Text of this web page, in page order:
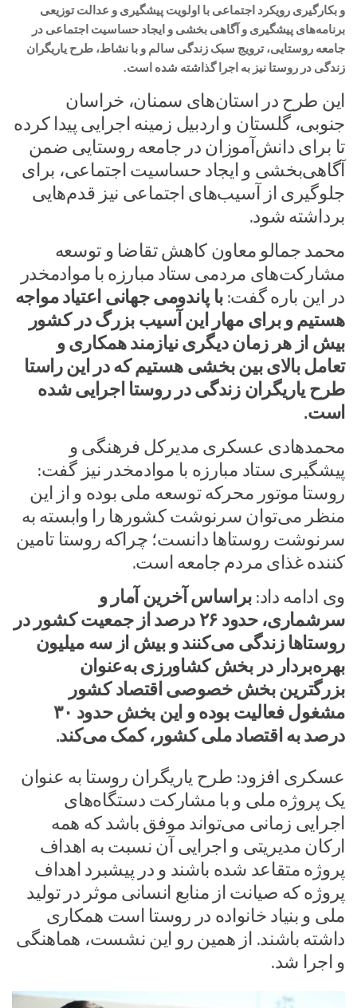
و بکارگیری رویکرد اجتماعی با اولویت پیشگیری و عدالت توزیعی
برنامه‌های پیشگیری و آگاهی بخشی و ایجاد حساسیت اجتماعی در
جامعه روستایی، ترویج سبک زندگی سالم و با نشاط، طرح یاریگران
زندگی در روستا نیز به اجرا گذاشته شده است.
این طرح در استان‌های سمنان، خراسان
جنوبی، گلستان و اردبیل زمینه اجرایی پیدا کرده
تا برای دانش‌آموزان در جامعه روستایی ضمن
آگاهی‌بخشی و ایجاد حساسیت اجتماعی، برای
جلوگیری از آسیب‌های اجتماعی نیز قدم‌هایی
برداشته شود.
محمد جمالو معاون کاهش تقاضا و توسعه
مشارکت‌های مردمی ستاد مبارزه با موادمخدر
در این باره گفت: با پاندومی جهانی اعتیاد مواجه
هستیم و برای مهار این آسیب بزرگ در کشور
بیش از هر زمان دیگری نیازمند همکاری و
تعامل بالای بین بخشی هستیم که در این راستا
طرح یاریگران زندگی در روستا اجرایی شده
است.
محمدهادی عسکری مدیرکل فرهنگی و
پیشگیری ستاد مبارزه با موادمخدر نیز گفت:
روستا موتور محرکه توسعه ملی بوده و از این
منظر می‌توان سرنوشت کشورها را وابسته به
سرنوشت روستاها دانست؛ چراکه روستا تامین
کننده غذای مردم جامعه است.
وی ادامه داد: براساس آخرین آمار و
سرشماری، حدود ۲۶ درصد از جمعیت کشور در
روستاها زندگی می‌کنند و بیش از سه میلیون
بهره‌بردار در بخش کشاورزی به‌عنوان
بزرگترین بخش خصوصی اقتصاد کشور
مشغول فعالیت بوده و این بخش حدود ۳۰
درصد به اقتصاد ملی کشور، کمک می‌کند.
عسکری افزود: طرح یاریگران روستا به عنوان
یک پروژه ملی و با مشارکت دستگاه‌های
اجرایی زمانی می‌تواند موفق باشد که همه
ارکان مدیریتی و اجرایی آن نسبت به اهداف
پروژه متقاعد شده باشند و در پیشبرد اهداف
پروژه که صیانت از منابع انسانی موثر در تولید
ملی و بنیاد خانواده در روستا است همکاری
داشته باشند. از همین رو این نشست، هماهنگی
و اجرا شد.